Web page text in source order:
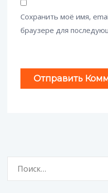
Сохранить моё имя,
браузере для